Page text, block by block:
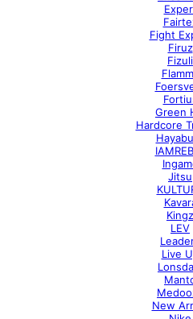
Fight
Firuz
Fizuli
Green
Hardcore
Jitsu
Kingz
LEV
Live
New